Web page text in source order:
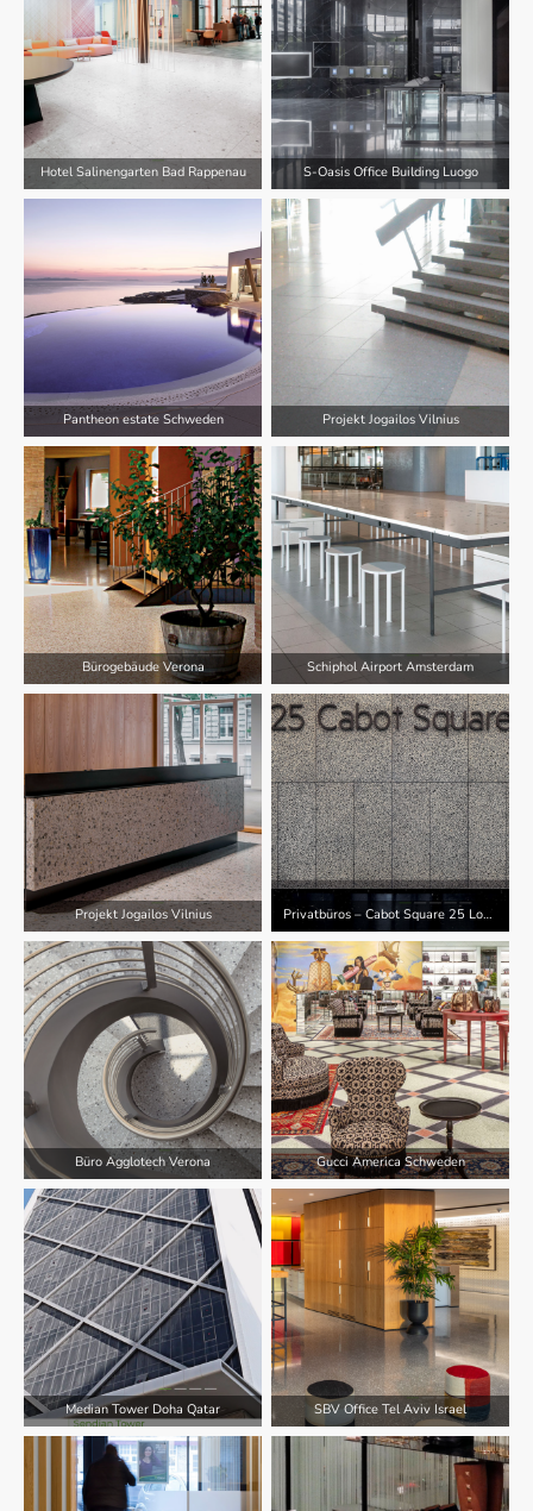
Hotel Salinengarten Bad Rappenau S-Oasis Office Building Luogo
Pantheon estate Schweden Projekt Jogailos Vilnius
Bürogebäude Verona Schiphol Airport Amsterdam
Projekt Jogailos Vilnius Privatbüros – Cabot Square 25 London
Büro Agglotech Verona Gucci America Schweden
Median Tower Doha Qatar SBV Office Tel Aviv Israel